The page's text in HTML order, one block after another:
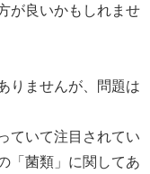
が良いかもしれませ
りませんが、問題は
ていて注目されてい
「菌類」に関してあ